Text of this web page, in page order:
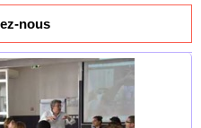
nous